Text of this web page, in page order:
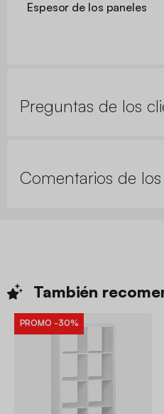
Espesor de los paneles
Preguntas de los
Comentarios de
También
PROMO -30%